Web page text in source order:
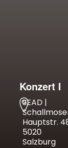
Konzert I
SEAD |
Hauptstr.
5020
Salzburg